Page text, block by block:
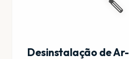
Desinstalação de Ar-